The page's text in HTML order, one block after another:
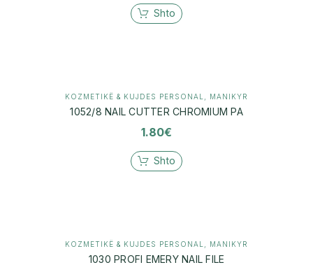
Shto
KOZMETIKË & KUJDES PERSONAL MANIKYR
1052/8 NAIL CUTTER CHROMIUM PA
1.80€
Shto
KOZMETIKË & KUJDES PERSONAL MANIKYR
1030 PROFI EMERY NAIL FILE